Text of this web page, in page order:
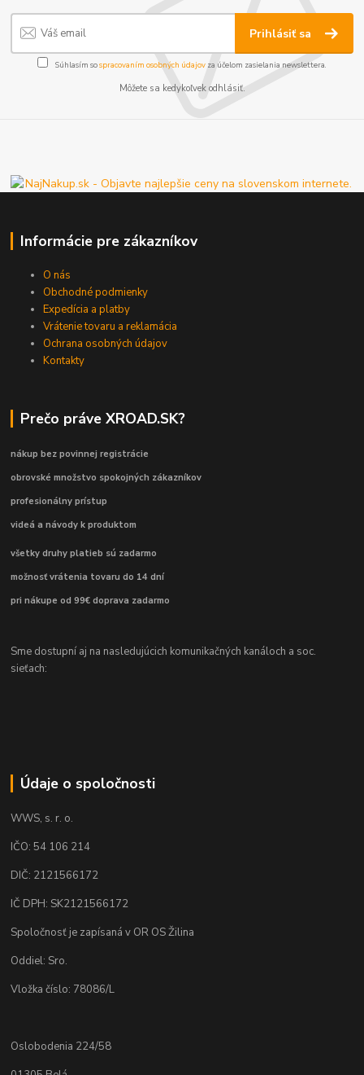
Prihlásiť sa
Súhlasím sospracovaním osobných údajov za účelom zasielania newslettera.
Môžete sa kedykoľvek odhlásiť.
Informácie pre zákazníkov
O nás
Obchodné podmienky
Expedícia a platby
Vrátenie tovaru a reklamácia
Ochrana osobných údajov
Kontakty
Prečo práve XROAD.SK?
nákup bez povinnej registrácie
obrovské množstvo spokojných zákazníkov
profesionálny prístup
videá a návody k produktom
všetky druhy platieb sú zadarmo
možnosť vrátenia tovaru do 14 dní
pri nákupe od 99€ doprava zadarmo
Sme dostupní aj na nasledujúcich komunikačných kanáloch a soc.
sieťach:
Údaje o spoločnosti
WWS, s. r. o.
IČO: 54 106 214
DIČ: 2121566172
IČ DPH: SK2121566172
Spoločnosť je zapísaná v OR OS Žilina
Oddiel: Sro.
Vložka číslo: 78086/L
Oslobodenia 224/58